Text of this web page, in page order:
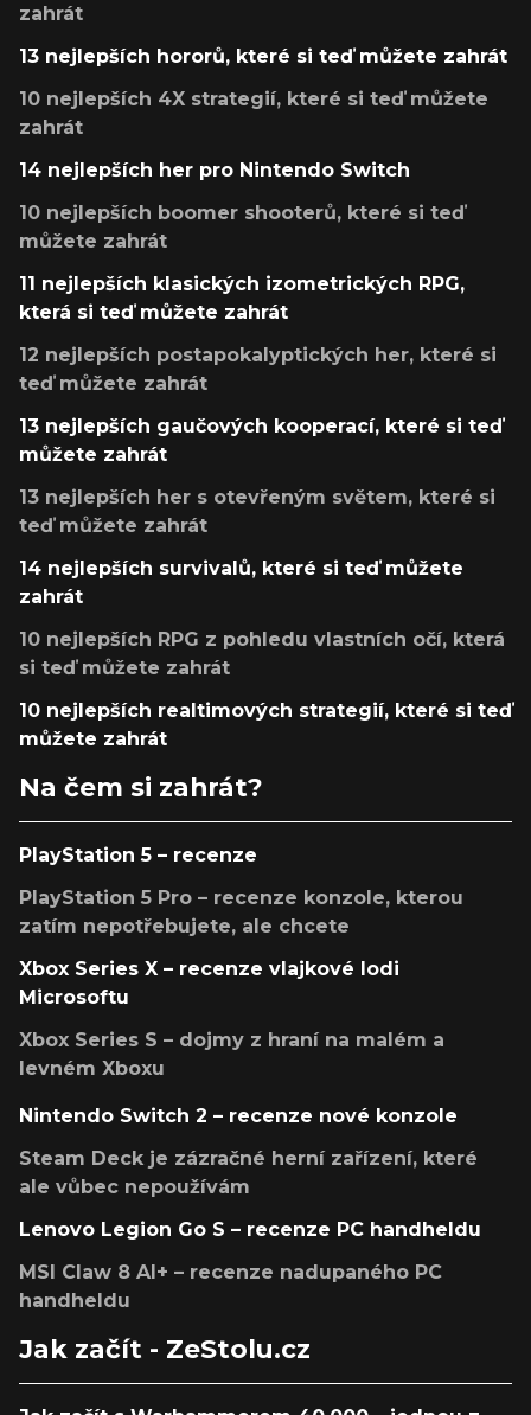
zahrát
13 nejlepších hororů, které si teď můžete zahrát
10 nejlepších 4X strategií, které si teď můžete
zahrát
14 nejlepších her pro Nintendo Switch
10 nejlepších boomer shooterů, které si teď
můžete zahrát
11 nejlepších klasických izometrických RPG,
která si teď můžete zahrát
12 nejlepších postapokalyptických her, které si
teď můžete zahrát
13 nejlepších gaučových kooperací, které si teď
můžete zahrát
13 nejlepších her s otevřeným světem, které si
teď můžete zahrát
14 nejlepších survivalů, které si teď můžete
zahrát
10 nejlepších RPG z pohledu vlastních očí, která
si teď můžete zahrát
10 nejlepších realtimových strategií, které si teď
můžete zahrát
Na čem si zahrát?
PlayStation 5 – recenze
PlayStation 5 Pro – recenze konzole, kterou
zatím nepotřebujete, ale chcete
Xbox Series X – recenze vlajkové lodi
Microsoftu
Xbox Series S – dojmy z hraní na malém a
levném Xboxu
Nintendo Switch 2 – recenze nové konzole
Steam Deck je zázračné herní zařízení, které
ale vůbec nepoužívám
Lenovo Legion Go S – recenze PC handheldu
MSI Claw 8 AI+ – recenze nadupaného PC
handheldu
Jak začít - ZeStolu.cz